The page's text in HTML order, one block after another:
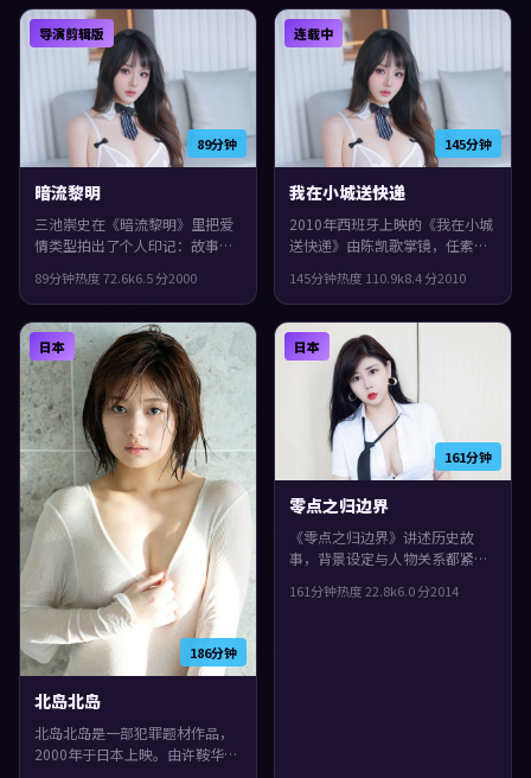
适合喜欢细腻叙事与人物刻画的
观众。
实之间交错推进。
89分钟
导演剪辑版
暗流黎明
三池崇史在《暗流黎明》里把爱
情类型拍出了个人印记：故事发
主演包括惠英红、河正宇、基里
安·墨菲。一场意外把原本平行
的人生拧在一起，整体完成度较
高，适合喜欢细腻叙事与人物刻
画的观众。
89分钟热度72.6k6.5分2000
145分钟
连载中
我在小城送快递
2010年西班牙上映的《我在小城
送快递》由陈凯歌掌镜，任素
类型上偏悬疑，叙事在回忆与现
实之间交错推进，片尾余味很
足。
145分钟热度 110.9k8.4分2010
186分钟
日本
北岛北岛
北岛北岛是一部犯罪题材作品，
2000年于日本上映。由许鞍华执
161分钟
日本
零点之归边界
《零点之归边界》讲述历史故
事，背景设定与人物关系都紧扣
映，徐克执导，文淇、梁朝伟、
161分钟热度22.8k6.0分2014